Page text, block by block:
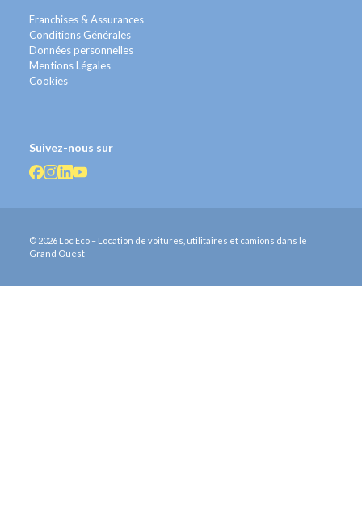
Franchises & Assurances
Conditions Générales
Données personnelles
Mentions Légales
Cookies
Suivez-nous sur
© 2026 Loc Eco – Location de voitures, utilitaires et camions dans le
Grand Ouest